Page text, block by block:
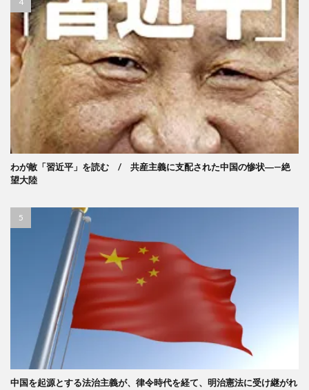
わが敵「習近平」を読む / 共産主義に支配された中国の惨状―—絶
望大陸
中国を起源とする法治主義が、律令時代を経て、明治憲法に受け継がれ